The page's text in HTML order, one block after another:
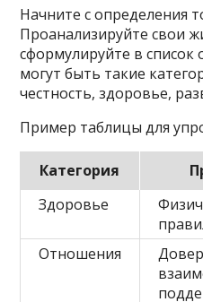
Начните с определения
Проанализируйте свои
сформулируйте в
могут быть такие
честность, здоровье,
Пример таблицы для
Категория
Здоровье
Отношения